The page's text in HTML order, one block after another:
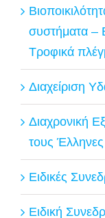
συστήματα –
Τροφικά
Διαχείριση
Διαχρονική
τους Έλληνες
Ειδικές
Ειδική